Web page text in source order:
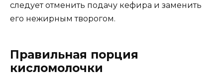
следует отменить подачу кефира и заменить
его нежирным творогом.
Правильная порция
кисломолочки